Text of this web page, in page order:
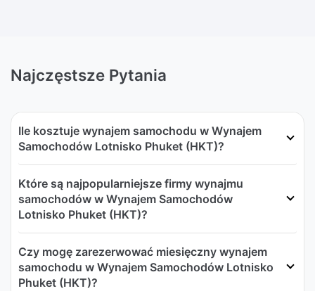
Najczęstsze Pytania
Ile kosztuje wynajem samochodu w Wynajem
Samochodów Lotnisko Phuket (HKT)?
Które są najpopularniejsze firmy wynajmu
samochodów w Wynajem Samochodów
Lotnisko Phuket (HKT)?
Czy mogę zarezerwować miesięczny wynajem
samochodu w Wynajem Samochodów Lotnisko
Phuket (HKT)?